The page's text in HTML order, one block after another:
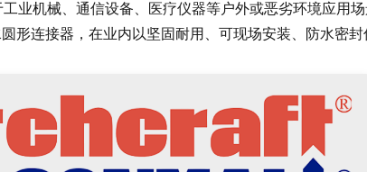
业机械、通信设备、医疗仪器等户外或恶劣环境应用
形连接器，在业内以坚固耐用、可现场安装、防水密封